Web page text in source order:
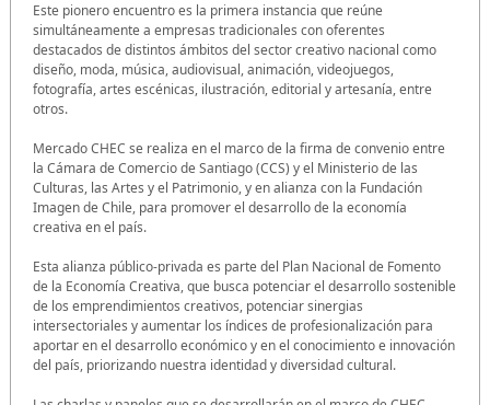
Este pionero encuentro es la primera instancia que reúne
simultáneamente a empresas tradicionales con oferentes
destacados de distintos ámbitos del sector creativo nacional como
diseño, moda, música, audiovisual, animación, videojuegos,
fotografía, artes escénicas, ilustración, editorial y artesanía, entre
otros.
Mercado CHEC se realiza en el marco de la firma de convenio entre
la Cámara de Comercio de Santiago (CCS) y el Ministerio de las
Culturas, las Artes y el Patrimonio, y en alianza con la Fundación
Imagen de Chile, para promover el desarrollo de la economía
creativa en el país.
Esta alianza público-privada es parte del Plan Nacional de Fomento
de la Economía Creativa, que busca potenciar el desarrollo sostenible
de los emprendimientos creativos, potenciar sinergias
intersectoriales y aumentar los índices de profesionalización para
aportar en el desarrollo económico y en el conocimiento e innovación
del país, priorizando nuestra identidad y diversidad cultural.